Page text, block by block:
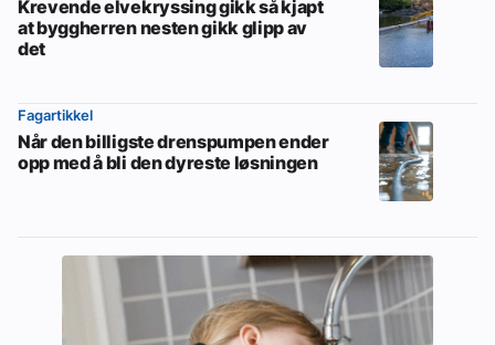
Krevende elvekryssing gikk så kjapt
at byggherren nesten gikk glipp av
det
Fagartikkel
Når den billigste drenspumpen ender
opp med å bli den dyreste løsningen